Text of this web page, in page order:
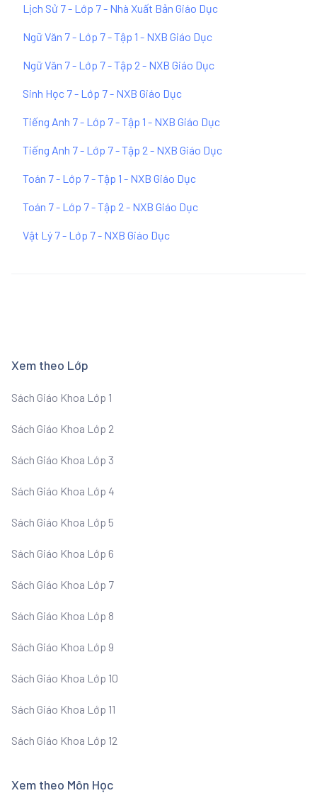
Lịch Sử 7 - Lớp 7 - Nhà Xuất Bản Giáo Dục
Ngữ Văn 7 - Lớp 7 - Tập 1 - NXB Giáo Dục
Ngữ Văn 7 - Lớp 7 - Tập 2 - NXB Giáo Dục
Sinh Học 7 - Lớp 7 - NXB Giáo Dục
Tiếng Anh 7 - Lớp 7 - Tập 1 - NXB Giáo Dục
Tiếng Anh 7 - Lớp 7 - Tập 2 - NXB Giáo Dục
Toán 7 - Lớp 7 - Tập 1 - NXB Giáo Dục
Toán 7 - Lớp 7 - Tập 2 - NXB Giáo Dục
Vật Lý 7 - Lớp 7 - NXB Giáo Dục
Xem theo Lớp
Sách Giáo Khoa Lớp 1
Sách Giáo Khoa Lớp 2
Sách Giáo Khoa Lớp 3
Sách Giáo Khoa Lớp 4
Sách Giáo Khoa Lớp 5
Sách Giáo Khoa Lớp 6
Sách Giáo Khoa Lớp 7
Sách Giáo Khoa Lớp 8
Sách Giáo Khoa Lớp 9
Sách Giáo Khoa Lớp 10
Sách Giáo Khoa Lớp 11
Sách Giáo Khoa Lớp 12
Xem theo Môn Học